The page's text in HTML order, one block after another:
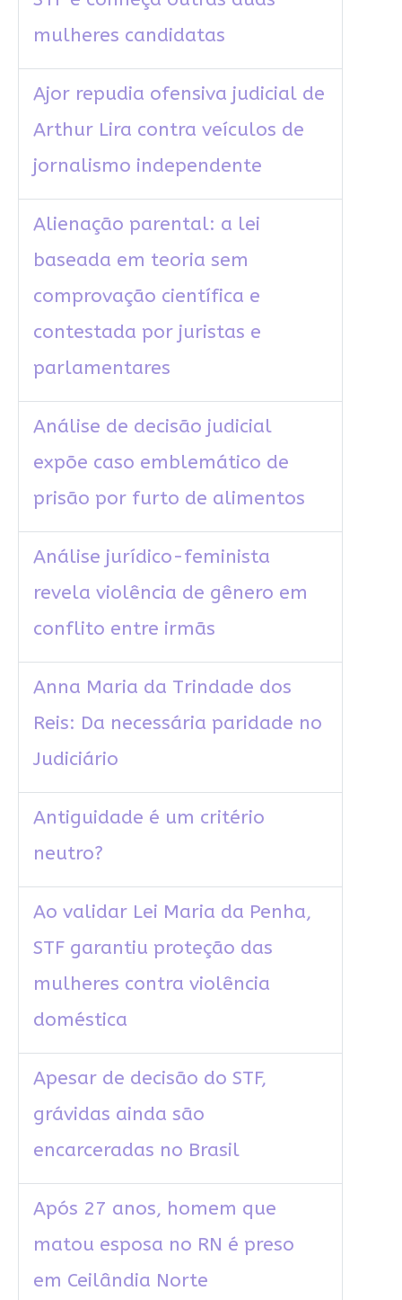
mulheres candidatas
Ajor repudia ofensiva judicial de
Arthur Lira contra veículos de
jornalismo independente
Alienação parental: a lei
baseada em teoria sem
comprovação científica e
contestada por juristas e
parlamentares
Análise de decisão judicial
expõe caso emblemático de
prisão por furto de alimentos
Análise jurídico-feminista
revela violência de gênero em
conflito entre irmãs
Anna Maria da Trindade dos
Reis: Da necessária paridade no
Judiciário
Antiguidade é um critério
neutro?
Ao validar Lei Maria da Penha,
STF garantiu proteção das
mulheres contra violência
doméstica
Apesar de decisão do STF,
grávidas ainda são
encarceradas no Brasil
Após 27 anos, homem que
matou esposa no RN é preso
em Ceilândia Norte